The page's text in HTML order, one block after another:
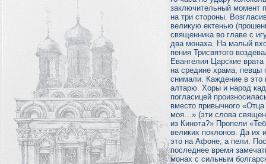
заключительный момент
на три стороны.
великую ектенью
священника во главе с
два монаха. На малый
пения Трисвятого
Евангелия Царские
на средине храма, певцы
снимали. Каждение в это
алтарю. Хоры и народ
погласицей
вместо привычного
моя…» (эти слова
из Кинота?» Пропели
великих поклонов. Да их
это на Афоне, а пели.
последнее время
монах с сильным